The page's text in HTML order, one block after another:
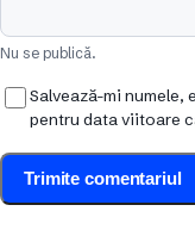
Nu se publică.
Salvează-mi numele,
pentru data viitoare